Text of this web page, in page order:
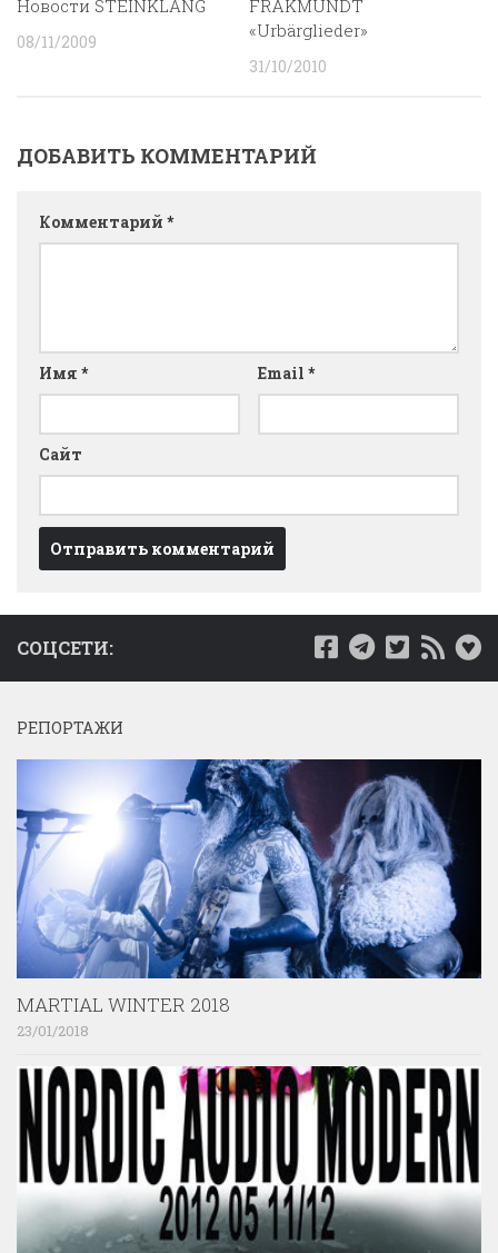
Новости STEINKLANG
08/11/2009
FRÄKMÜNDT
«Urbärglieder»
31/10/2010
ДОБАВИТЬ КОММЕНТАРИЙ
Комментарий *
Имя * Email *
Сайт
СОЦСЕТИ:
РЕПОРТАЖИ
MARTIAL WINTER 2018
23/01/2018